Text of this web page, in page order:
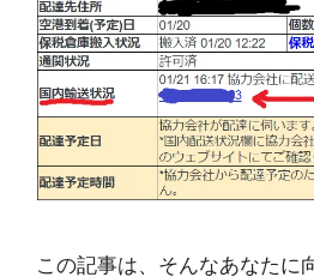
この記事は、そんなあなたに